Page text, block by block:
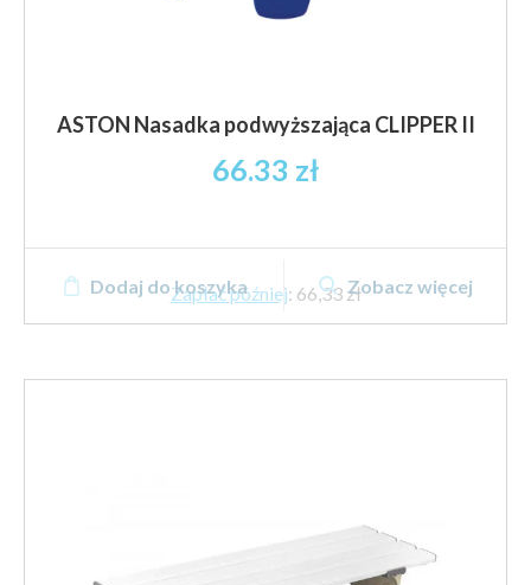
ASTON Nasadka podwyższająca CLIPPER II
66.33 zł
Zapłać później: 66,33 zł
Dodaj do koszyka Zobacz więcej